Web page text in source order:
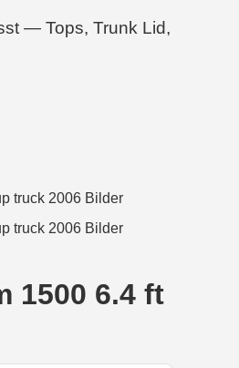
— Tops, Trunk Lid,
1500 6.4 ft